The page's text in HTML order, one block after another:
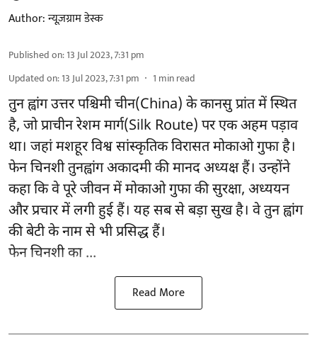
Author:न्यूज़ग्राम डेस्क
Published on:13 Jul 2023, 7:31 pm
Updated on:13 Jul 2023, 7:31 pm 1 min read
तुन ह्वांग उत्तर पश्चिमी चीन(China) के कानसु प्रांत में स्थित
है, जो प्राचीन रेशम मार्ग(Silk Route) पर एक अहम पड़ाव
था। जहां मशहूर विश्व सांस्कृतिक विरासत मोकाओ गुफा है।
फेन चिनशी तुनह्वांग अकादमी की मानद अध्यक्ष हैं। उन्होंने
कहा कि वे पूरे जीवन में मोकाओ गुफा की सुरक्षा, अध्ययन
और प्रचार में लगी हुई हैं। यह सब से बड़ा सुख है। वे तुन ह्वांग
की बेटी के नाम से भी प्रसिद्ध हैं।
फेन चिनशी का ...
Read More